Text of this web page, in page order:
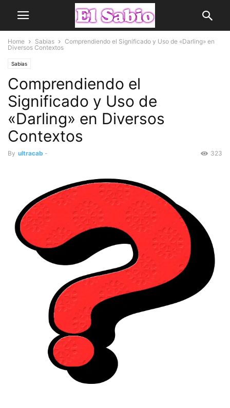
Home Sabias
Comprendiendo el Significado y Uso de «Darling» en
Diversos Contextos
Sabias
Comprendiendo el
Significado y Uso de
«Darling» en Diversos
Contextos
By ultracab - 323